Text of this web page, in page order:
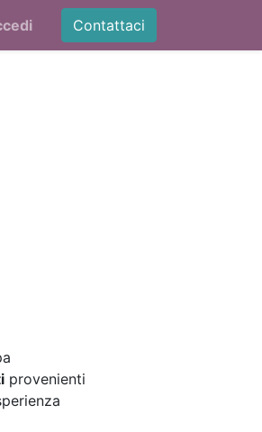
Contattaci
provenienti